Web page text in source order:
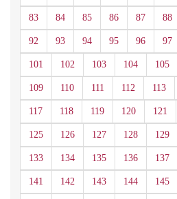
83 84 85 86 87 88
92 93 94 95 96 97
101 102 103 104 105
109 110 111 112 113
117 118 119 120 121
125 126 127 128 129
133 134 135 136 137
141 142 143 144 145